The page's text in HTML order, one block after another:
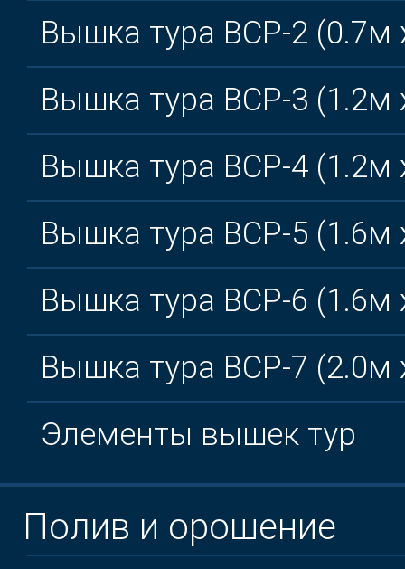
Вышка тура ВСР-2 (0.7м
Вышка тура ВСР-3 (1.2м
Вышка тура ВСР-4 (1.2м
Вышка тура ВСР-5 (1.6м
Вышка тура ВСР-6 (1.6м
Вышка тура ВСР-7 (2.0м
Элементы вышек тур
Полив и орошение